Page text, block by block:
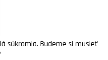
súkromia. Budeme si musieť